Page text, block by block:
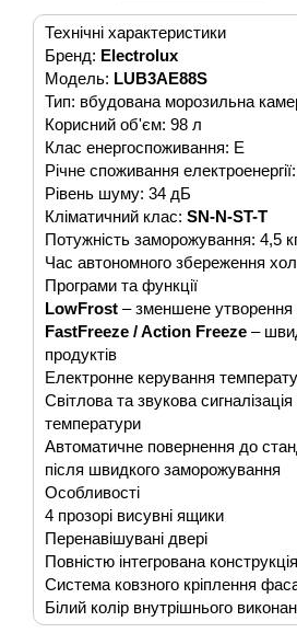
Технічні характеристики
Бренд: Electrolux
Модель: LUB3AE88S
Тип: вбудована морозильна
Корисний об'єм: 98 л
Клас енергоспоживання: E
Річне споживання
Рівень шуму: 34 дБ
Кліматичний клас: SN-N-ST-T
Потужність заморожування: 4,5
Час автономного збереження
Програми та функції
LowFrost – зменшене
FastFreeze / Action Freeze –
продуктів
Електронне керування
Світлова та звукова
температури
Автоматичне повернення до
після швидкого заморожування
Особливості
4 прозорі висувні ящики
Перенавішувані двері
Повністю інтегрована
Система ковзного кріплення
Білий колір внутрішнього